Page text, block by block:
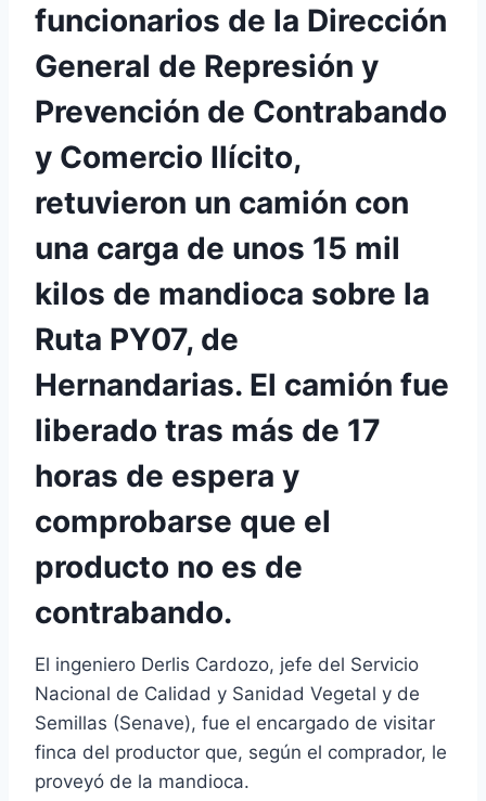
funcionarios de la Dirección
General de Represión y
Prevención de Contrabando
y Comercio Ilícito,
retuvieron un camión con
una carga de unos 15 mil
kilos de mandioca sobre la
Ruta PY07, de
Hernandarias. El camión fue
liberado tras más de 17
horas de espera y
comprobarse que el
producto no es de
contrabando.
El ingeniero Derlis Cardozo, jefe del Servicio
Nacional de Calidad y Sanidad Vegetal y de
Semillas (Senave), fue el encargado de visitar
finca del productor que, según el comprador, le
proveyó de la mandioca.